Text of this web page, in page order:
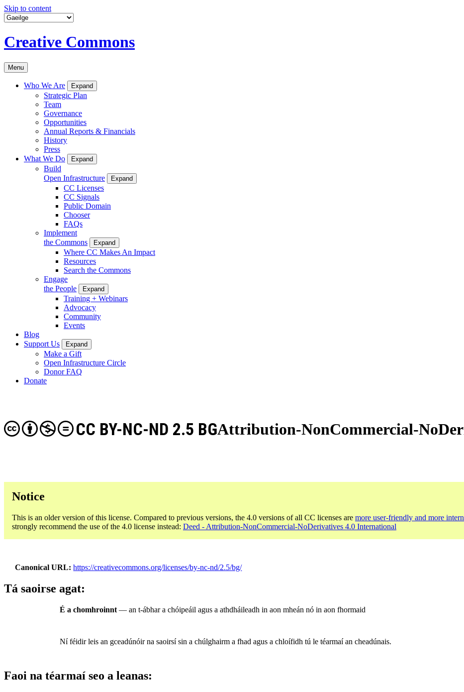
Skip to content
Creative Commons
Menu
Who We Are Expand
Strategic Plan
Team
Governance
Opportunities
Annual Reports & Financials
History
Press
What We Do
Expand
Build
Open Infrastructure
Expand
CC Licenses
CC Signals
Public Domain
Chooser
FAQs
Implement
the Commons
Expand
Where CC Makes An Impact
Resources
Search the Commons
Engage
the People
Expand
Training + Webinars
Advocacy
Community
Events
Blog
Support Us
Expand
Make a Gift
Open Infrastructure Circle
Donor FAQ
Donate
Attribution-NonCommercial-
CC BY-NC-ND 2.5 BG
Notice
This is an older version of this license. Compared to previous versions, the 4.0 versions of all CC licenses are more user-friendly and more
strongly recommend the use of the 4.0 license instead: Deed - Attribution-NonCommercial-NoDerivatives 4.0 International
Canonical URL https://creativecommons.org/licenses/by-nc-nd/2.5/bg/
Tá saoirse agat:
É a chomhroinnt — an t-ábhar a chóipeáil agus a athdháileadh in aon mheán nó in aon fhormaid
Ní féidir leis an gceadúnóir na saoirsí sin a chúlghairm a fhad agus a chloífidh tú le téarmaí an cheadúnais.
Faoi na téarmaí seo a leanas: